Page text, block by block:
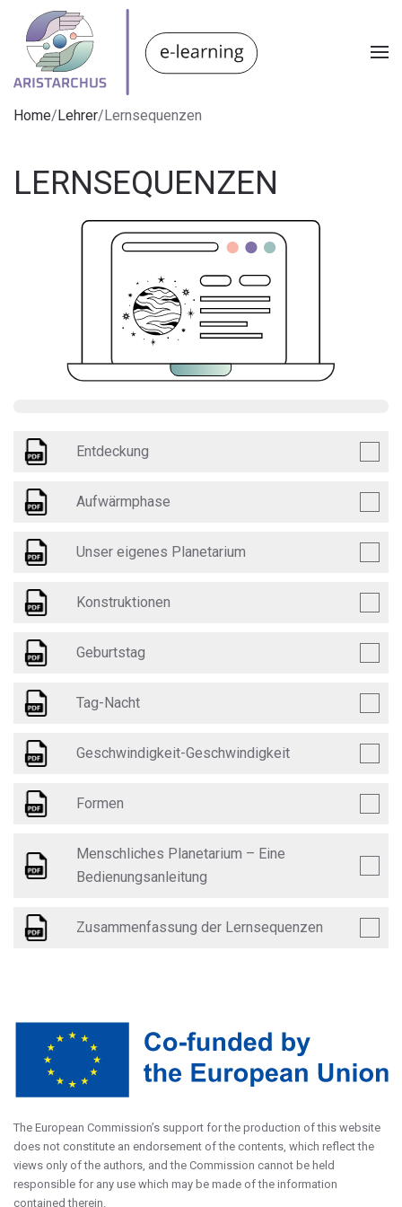
Home/Lehrer/Lernsequenzen
LERNSEQUENZEN
Entdeckung
Aufwärmphase
Unser eigenes Planetarium
Konstruktionen
Geburtstag
Tag-Nacht
Geschwindigkeit-Geschwindigkeit
Formen
Menschliches Planetarium – Eine
Bedienungsanleitung
Zusammenfassung der Lernsequenzen
The European Commission’s support for the production of this website
does not constitute an endorsement of the contents, which reflect the
views only of the authors, and the Commission cannot be held
responsible for any use which may be made of the information
contained therein.